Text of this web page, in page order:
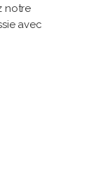
notre
avec